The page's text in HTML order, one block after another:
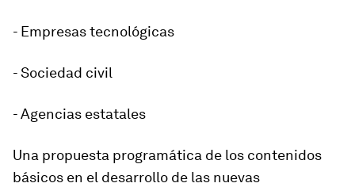
- Empresas tecnológicas
- Sociedad civil
- Agencias estatales
Una propuesta programática de los contenidos
básicos en el desarrollo de las nuevas